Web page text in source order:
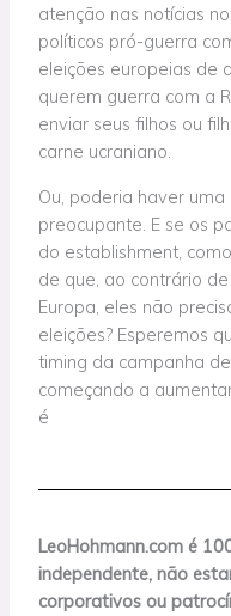
atenção nas notícias
políticos pró-guerra
eleições europeias de
querem guerra com a
enviar seus filhos ou
carne ucraniano.
Ou, poderia haver
preocupante. E se os
do establishment,
de que, ao contrário
Europa, eles não
eleições? Esperemos
timing da campanha
começando a
é
LeoHohmann.com é
independente, não
corporativos ou